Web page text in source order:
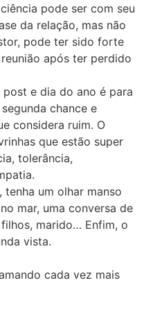
pode ser com seu
da relação, mas não
pode ter sido forte
após ter perdido
e dia do ano é para
chance e
considera ruim. O
que estão super
tolerância,
tenha um olhar manso
mar, uma conversa de
marido… Enfim, o
vista.
cada vez mais